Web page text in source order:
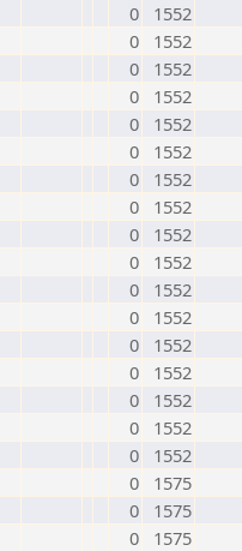
0
1552
0
1552
0
1552
0
1552
0
1552
0
1552
0
1552
0
1552
0
1552
0
1552
0
1552
0
1552
0
1552
0
1552
0
1552
0
1552
0
1552
0
1575
0
1575
0
1575